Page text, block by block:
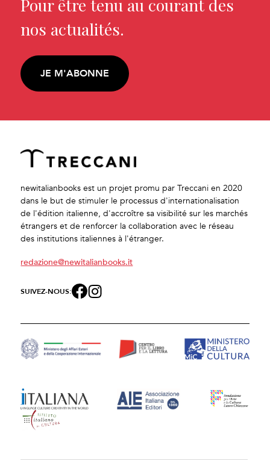
Pour être tenu au courant des
nos actualités.
JE M'ABONNE
newitalianbooks est un projet promu par Treccani en 2020
dans le but de stimuler le processus d'internationalisation
de l'édition italienne, d'accroître sa visibilité sur les marchés
étrangers et de renforcer la collaboration avec le réseau
des institutions italiennes à l'étranger.
redazione@newitalianbooks.it
SUIVEZ-NOUS: